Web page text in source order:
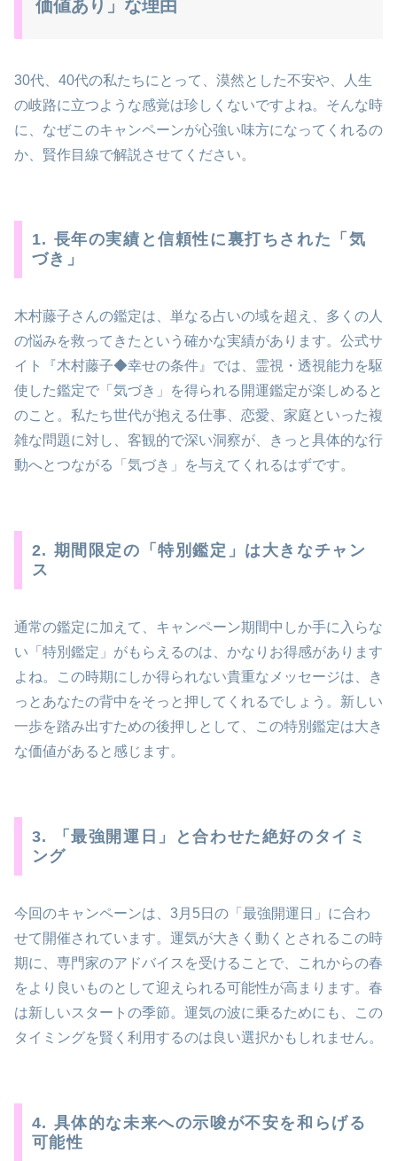
価値あり」な理由
30代、40代の私たちにとって、漠然とした不安や、人生
の岐路に立つような感覚は珍しくないですよね。そんな時
に、なぜこのキャンペーンが心強い味方になってくれるの
か、賢作目線で解説させてください。
1. 長年の実績と信頼性に裏打ちされた「気
づき」
木村藤子さんの鑑定は、単なる占いの域を超え、多くの人
の悩みを救ってきたという確かな実績があります。公式サ
イト『木村藤子◆幸せの条件』では、霊視・透視能力を駆
使した鑑定で「気づき」を得られる開運鑑定が楽しめると
のこと。私たち世代が抱える仕事、恋愛、家庭といった複
雑な問題に対し、客観的で深い洞察が、きっと具体的な行
動へとつながる「気づき」を与えてくれるはずです。
2. 期間限定の「特別鑑定」は大きなチャン
ス
通常の鑑定に加えて、キャンペーン期間中しか手に入らな
い「特別鑑定」がもらえるのは、かなりお得感があります
よね。この時期にしか得られない貴重なメッセージは、き
っとあなたの背中をそっと押してくれるでしょう。新しい
一歩を踏み出すための後押しとして、この特別鑑定は大き
な価値があると感じます。
3. 「最強開運日」と合わせた絶好のタイミ
ング
今回のキャンペーンは、3月5日の「最強開運日」に合わ
せて開催されています。運気が大きく動くとされるこの時
期に、専門家のアドバイスを受けることで、これからの春
をより良いものとして迎えられる可能性が高まります。春
は新しいスタートの季節。運気の波に乗るためにも、この
タイミングを賢く利用するのは良い選択かもしれません。
4. 具体的な未来への示唆が不安を和らげる
可能性